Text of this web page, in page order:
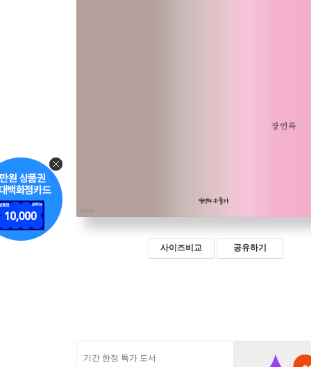
사이즈비교 공유하기
기간 한정 특가 도서